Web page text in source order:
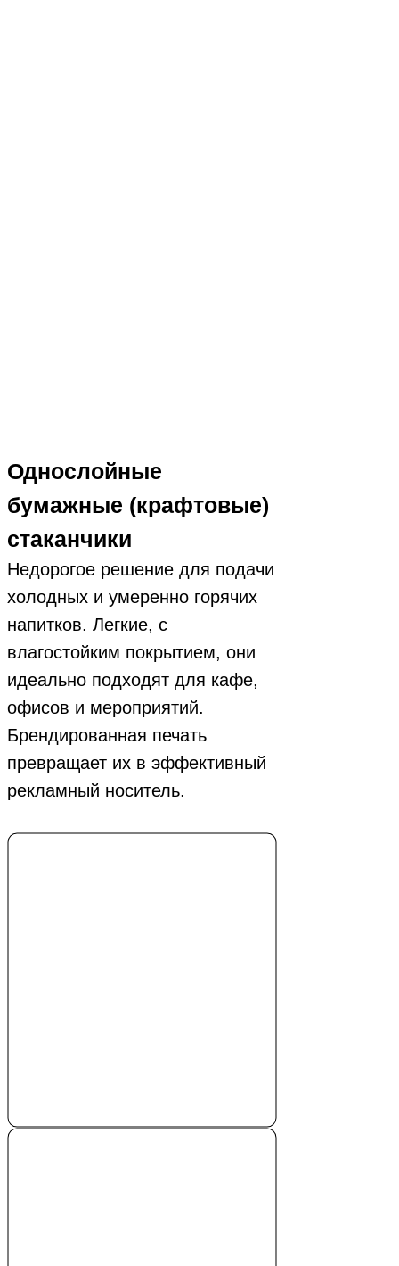
Однослойные
бумажные (крафтовые)
стаканчики
Недорогое решение для подачи
холодных и умеренно горячих
напитков. Легкие, с
влагостойким покрытием, они
идеально подходят для кафе,
офисов и мероприятий.
Брендированная печать
превращает их в эффективный
рекламный носитель.